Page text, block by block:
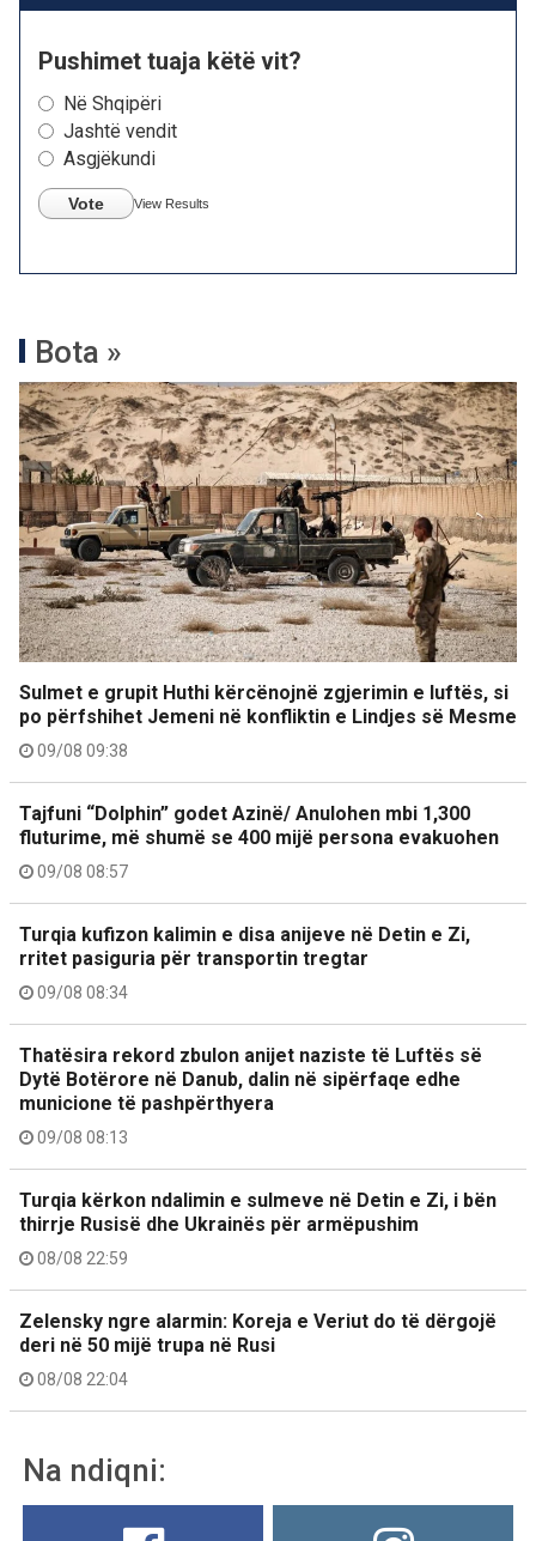
Pushimet tuaja këtë vit?
Në Shqipëri
Jashtë vendit
Asgjëkundi
Vote View Results
Bota »
Sulmet e grupit Huthi kërcënojnë zgjerimin e luftës, si
po përfshihet Jemeni në konfliktin e Lindjes së Mesme
09/08 09:38
Tajfuni “Dolphin” godet Azinë/ Anulohen mbi 1,300
fluturime, më shumë se 400 mijë persona evakuohen
09/08 08:57
Turqia kufizon kalimin e disa anijeve në Detin e Zi,
rritet pasiguria për transportin tregtar
09/08 08:34
Thatësira rekord zbulon anijet naziste të Luftës së
Dytë Botërore në Danub, dalin në sipërfaqe edhe
municione të pashpërthyera
09/08 08:13
Turqia kërkon ndalimin e sulmeve në Detin e Zi, i bën
thirrje Rusisë dhe Ukrainës për armëpushim
08/08 22:59
Zelensky ngre alarmin: Koreja e Veriut do të dërgojë
deri në 50 mijë trupa në Rusi
08/08 22:04
Na ndiqni: